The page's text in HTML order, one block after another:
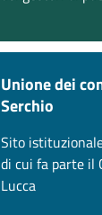
Unione dei
Serchio
Sito
di cui fa parte il
Lucca